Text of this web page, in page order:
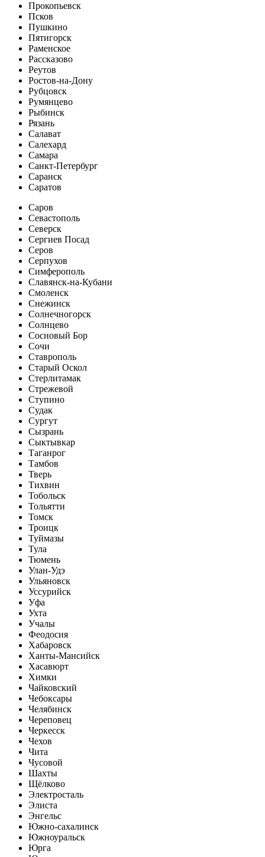
Прокопьевск
Псков
Пушкино
Пятигорск
Раменское
Рассказово
Реутов
Ростов-на-Дону
Рубцовск
Румянцево
Рыбинск
Рязань
Салават
Салехард
Самара
Санкт-Петербург
Саранск
Саратов
Саров
Севастополь
Северск
Сергиев Посад
Серов
Серпухов
Симферополь
Славянск-на-Кубани
Смоленск
Снежинск
Солнечногорск
Солнцево
Сосновый Бор
Сочи
Ставрополь
Старый Оскол
Стерлитамак
Стрежевой
Ступино
Судак
Сургут
Сызрань
Сыктывкар
Таганрог
Тамбов
Тверь
Тихвин
Тобольск
Тольятти
Томск
Троицк
Туймазы
Тула
Тюмень
Улан-Удэ
Ульяновск
Уссурийск
Уфа
Ухта
Учалы
Феодосия
Хабаровск
Ханты-Мансийск
Хасавюрт
Химки
Чайковский
Чебоксары
Челябинск
Череповец
Черкесск
Чехов
Чита
Чусовой
Шахты
Щёлково
Электросталь
Элиста
Энгельс
Южно-сахалинск
Южноуральск
Юрга